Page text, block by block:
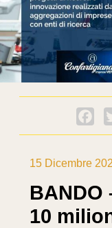
15 Dicembre
BANDO
10